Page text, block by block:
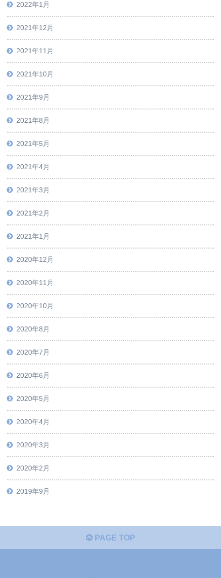
2022年1月
2021年12月
2021年11月
2021年10月
2021年9月
2021年8月
2021年5月
2021年4月
2021年3月
2021年2月
2021年1月
2020年12月
2020年11月
2020年10月
2020年8月
2020年7月
2020年6月
2020年5月
2020年4月
2020年3月
2020年2月
2019年9月
PAGE TOP